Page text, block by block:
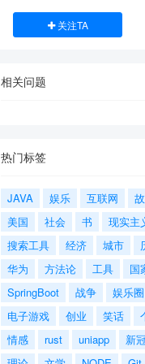
关注TA
相关问题
热门标签
JAVA 娱乐 互联网
美国
社会 书 现实主
搜索工具
经济 城市
华为
方法论 工具 国
SpringBoot
战争 娱乐圈
电子游戏
创业 笑话
情感
rust uniapp 新